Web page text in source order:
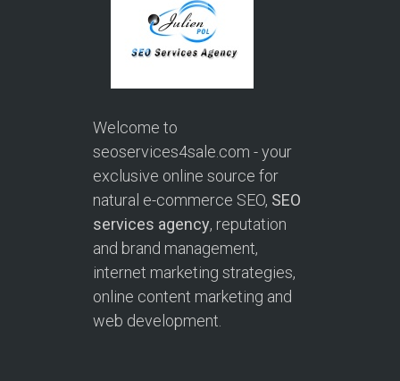
Welcome to
seoservices4sale.com - your
exclusive online source for
natural e-commerce SEO, SEO
services agency, reputation
and brand management,
internet marketing strategies,
online content marketing and
web development.